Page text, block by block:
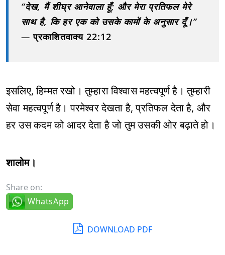
“देख, मैं शीघ्र आनेवाला हूँ; और मेरा प्रतिफल मेरे
साथ है, कि हर एक को उसके कामों के अनुसार दूँ।”
—प्रकाशितवाक्य 22:12
इसलिए, हिम्मत रखो। तुम्हारा विश्वास महत्वपूर्ण है। तुम्हारी
सेवा महत्वपूर्ण है। परमेश्वर देखता है, प्रतिफल देता है, और
हर उस कदम को आदर देता है जो तुम उसकी ओर बढ़ाते हो।
शालोम।
Share on:
WhatsApp
DOWNLOAD PDF